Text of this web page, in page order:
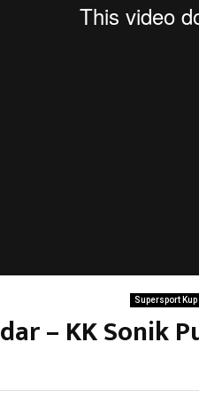
Supersport
– KK Sonik